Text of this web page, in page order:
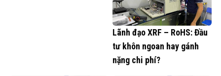
Lãnh đạo XRF – RoHS: Đầu
tư khôn ngoan hay gánh
nặng chi phí?